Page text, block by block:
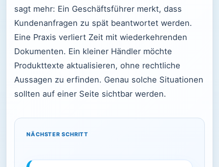
sagt mehr: Ein Geschäftsführer merkt, dass
Kundenanfragen zu spät beantwortet werden.
Eine Praxis verliert Zeit mit wiederkehrenden
Dokumenten. Ein kleiner Händler möchte
Produkttexte aktualisieren, ohne rechtliche
Aussagen zu erfinden. Genau solche Situationen
sollten auf einer Seite sichtbar werden.
NÄCHSTER SCHRITT